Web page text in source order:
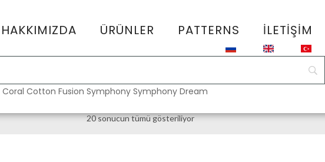
HAKKIMIZDA ÜRÜNLER PATTERNS İLETIŞIM
Coral Cotton Fusion Symphony Symphony Dream
20 sonucun tümü gösteriliyor